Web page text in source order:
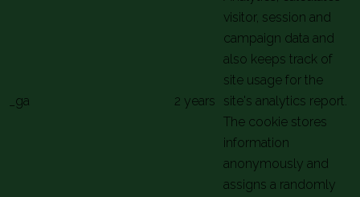
_ga 2 years
visitor, session and
campaign data and
also keeps track of
site usage for the
site's analytics report.
The cookie stores
information
anonymously and
assigns a randomly